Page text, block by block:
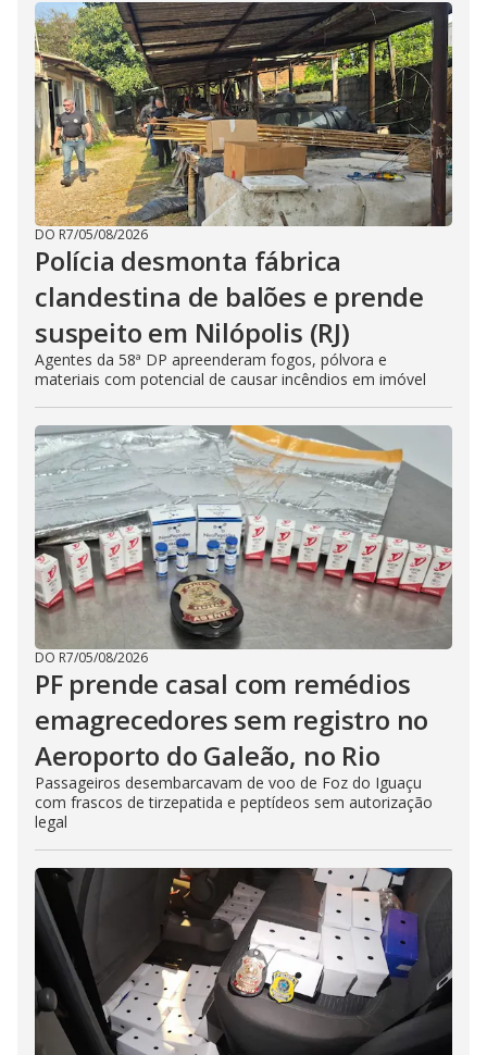
DO R7/05/08/2026
Polícia desmonta fábrica
clandestina de balões e prende
suspeito em Nilópolis (RJ)
Agentes da 58ª DP apreenderam fogos, pólvora e
materiais com potencial de causar incêndios em imóvel
DO R7/05/08/2026
PF prende casal com remédios
emagrecedores sem registro no
Aeroporto do Galeão, no Rio
Passageiros desembarcavam de voo de Foz do Iguaçu
com frascos de tirzepatida e peptídeos sem autorização
legal